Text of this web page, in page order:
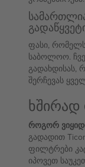
ფასი,
საბოლოო.
გადახდისას,
შერჩევას
ხშირად
როგორ
გადადით
ფილტრები
იპოვეთ